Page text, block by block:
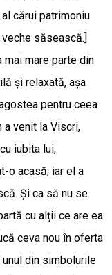
cărui patrimoniu
săsească.]
mare parte din
și relaxată, așa
pentru ceea
a venit la Viscri,
iubita lui,
o acasă; iar el a
Și ca să nu se
cu alții ce are ea
ceva nou în oferta
unul din simbolurile